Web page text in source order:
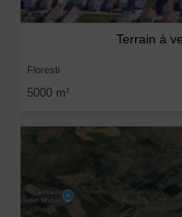
Terrain à
Floresti
5000 m2